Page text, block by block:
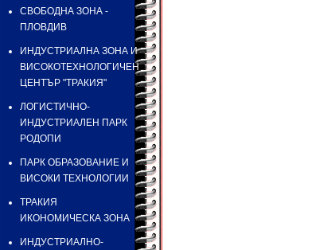
СВОБОДНА ЗОНА -
ПЛОВДИВ
ИНДУСТРИАЛНА ЗОНА И
ВИСОКОТЕХНОЛОГИЧЕН
ЦЕНТЪР "ТРАКИЯ"
ЛОГИСТИЧНО-
ИНДУСТРИАЛЕН ПАРК
РОДОПИ
ПАРК ОБРАЗОВАНИЕ И
ВИСОКИ ТЕХНОЛОГИИ
ТРАКИЯ
ИКОНОМИЧЕСКА ЗОНА
ИНДУСТРИАЛНO-